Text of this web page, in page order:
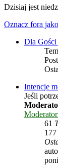
Dzisiaj jest
Oznacz fora
Dla
Intencje
Jeśli
61
177